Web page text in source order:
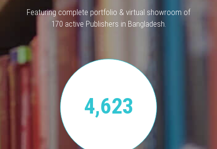
Featuring complete portfolio & virtual showroom of
170 active Publishers in Bangladesh.
4,623